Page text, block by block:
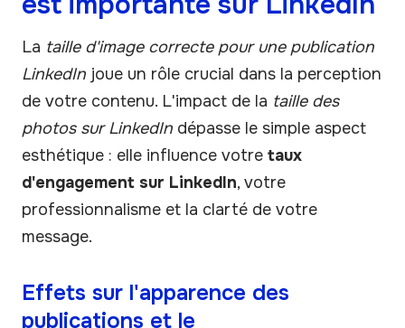
La taille d'image correcte pour une publication
LinkedIn joue un rôle crucial dans la perception
de votre contenu. L'impact de la taille des
photos sur LinkedIn dépasse le simple aspect
esthétique : elle influence votre taux
d'engagement sur LinkedIn, votre
professionnalisme et la clarté de votre
message.
Effets sur l'apparence des
publications et le